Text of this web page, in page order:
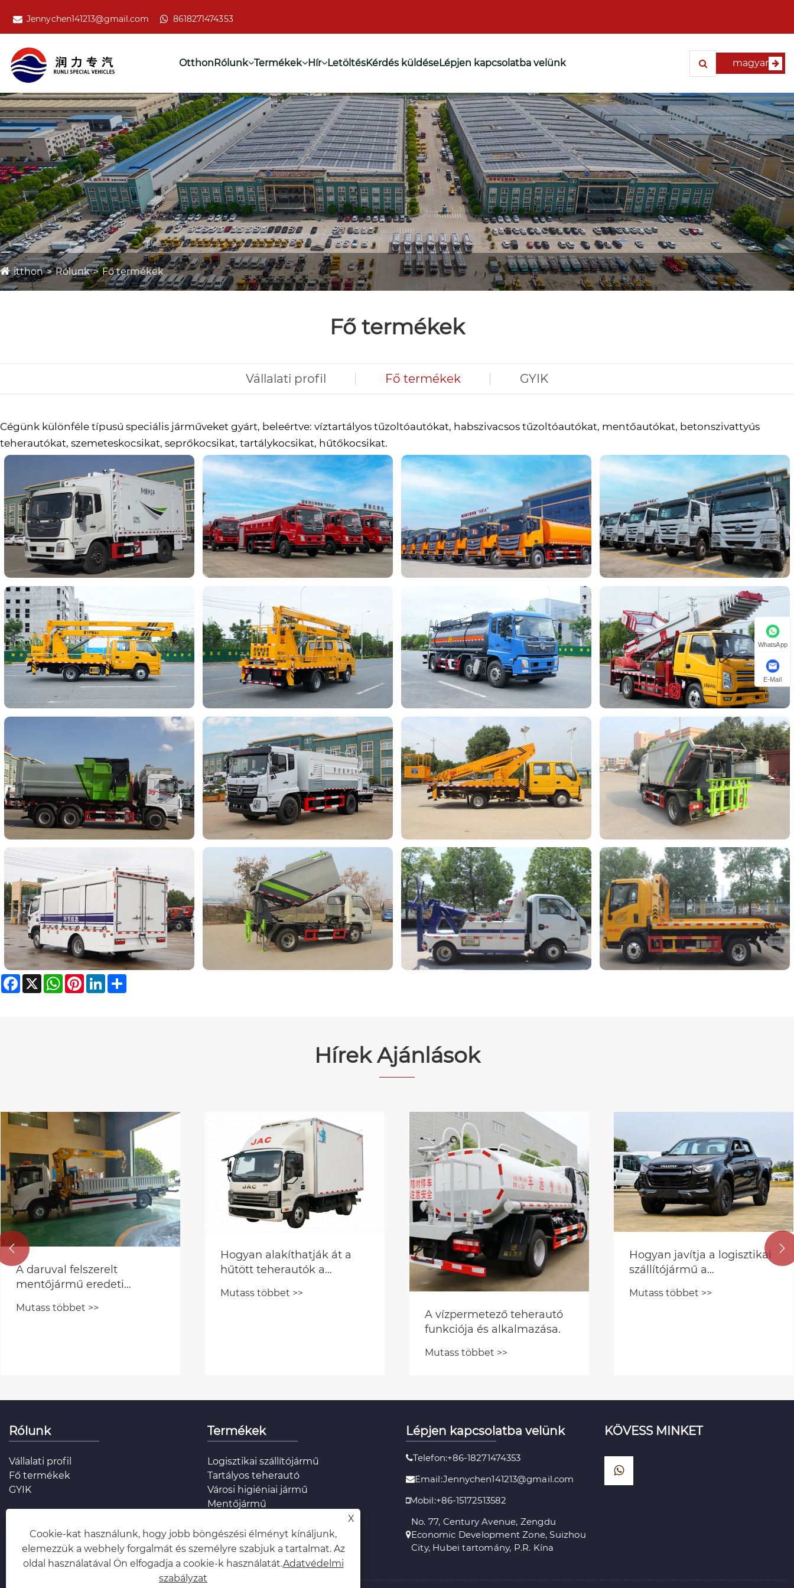
Jennychen141213@gmail.com 8618271474353
OtthonRólunk Termékek Hír LetöltésKérdés küldéseLépjen kapcsolatba velünk magyar
itthon Rólunk Fő termékek
Fő termékek
Vállalati profil Fő termékek GYIK
Cégünk különféle típusú speciális járműveket gyárt, beleértve: víztartályos tűzoltóautókat, habszivacsos tűzoltóautókat, mentőautókat, betonszivattyús
teherautókat, szemeteskocsikat, seprőkocsikat, tartálykocsikat, hűtőkocsikat.
Facebook
X WhatsApp
PinterestLinkedIn
Hírek Ajánlások
Hogyan alakíthatják át a
hűtött teherautók a
hideglánc logisztikáját?
Mutass többet >>
Hogyan javítja a logisztikai
szállítójármű a
hatékonyságot és csökkenti
ellátási láncokban
Mutass többet >>
 
Rólunk
Vállalati profil
Fő termékek
GYIK
Termékek
Logisztikai szállítójármű
Tartályos teherautó
Városi higiéniai jármű
Mentőjármű
Felső felszerelés
Food Truck
Lépjen kapcsolatba velünk
Telefon:+86-18271474353
Email:Jennychen141213@gmail.com
Mobil:+86-15172513582
No. 77, Century Avenue, Zengdu
Economic Development Zone, Suizhou
City, Hubei tartomány, P.R. Kína
KÖVESS MINKET
WhatsApp
E-Mail
X
Cookie-kat használunk, hogy jobb böngészési élményt kínáljunk,
elemezzük a webhely forgalmát és személyre szabjuk a tartalmat. Az
oldal használatával Ön elfogadja a cookie-k használatát.Adatvédelmi
szabályzat